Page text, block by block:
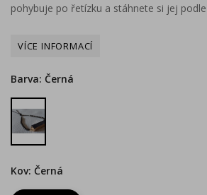
pohybuje po řetízku a stáhnete si jej
Barva: Černá
Černá
Kov: Černá